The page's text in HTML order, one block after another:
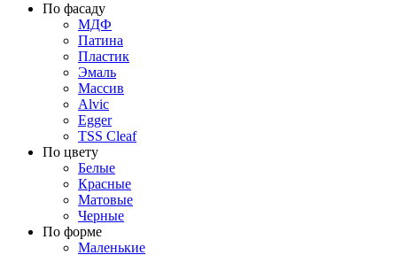
По фасаду
МДФ
Патина
Пластик
Эмаль
Массив
Alvic
Egger
TSS Cleaf
По цвету
Белые
Красные
Матовые
Черные
По форме
Маленькие